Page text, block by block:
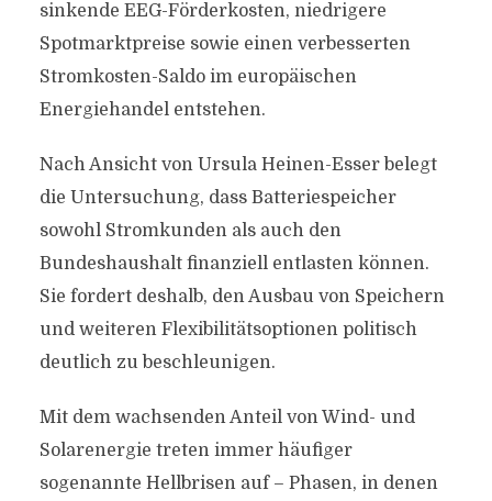
sinkende EEG-Förderkosten, niedrigere
Spotmarktpreise sowie einen verbesserten
Stromkosten-Saldo im europäischen
Energiehandel entstehen.
Nach Ansicht von Ursula Heinen-Esser belegt
die Untersuchung, dass Batteriespeicher
sowohl Stromkunden als auch den
Bundeshaushalt finanziell entlasten können.
Sie fordert deshalb, den Ausbau von Speichern
und weiteren Flexibilitätsoptionen politisch
deutlich zu beschleunigen.
Mit dem wachsenden Anteil von Wind- und
Solarenergie treten immer häufiger
sogenannte Hellbrisen auf – Phasen, in denen